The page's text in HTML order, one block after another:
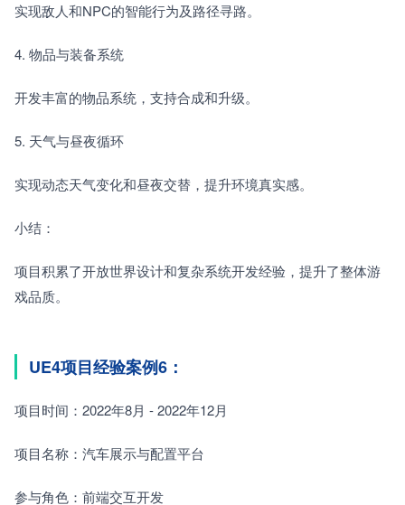
实现敌人和NPC的智能行为及路径寻路。
4. 物品与装备系统
开发丰富的物品系统，支持合成和升级。
5. 天气与昼夜循环
实现动态天气变化和昼夜交替，提升环境真实感。
小结：
项目积累了开放世界设计和复杂系统开发经验，提升了整体游
戏品质。
UE4项目经验案例6：
项目时间：2022年8月 - 2022年12月
项目名称：汽车展示与配置平台
参与角色：前端交互开发